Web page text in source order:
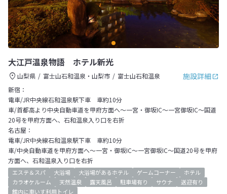
大江戸温泉物語 ホテル新光
施設詳細
山梨県 富士山石和温泉・山梨市
富士山石和温泉
新宿：
電車/JR中央線石和温泉駅下車 車約10分
車/首都高より中央自動車道を甲府方面へ～一宮・御坂IC～一宮御坂IC～国道
20号を甲府方面へ、石和温泉入り口を右折
名古屋：
電車/JR中央線石和温泉駅下車 車約10分
車/中央自動車道を甲府方面へ～一宮・御坂IC～一宮御坂IC～国道20号を甲府
方面へ、石和温泉入り口を右折
エステ＆スパ 大浴場 大浴場があるホテル ゲームコーナー
ホテル
カラオケルーム
天然温泉 露天風呂 駐車場有り サウナ
送迎有り
館内に車いす利用トイレ